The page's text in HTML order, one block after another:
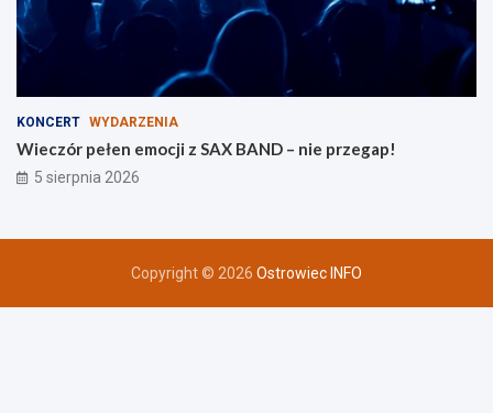
KONCERT WYDARZENIA
Wieczór pełen emocji z SAX BAND – nie przegap!
5 sierpnia 2026
Copyright © 2026 Ostrowiec INFO